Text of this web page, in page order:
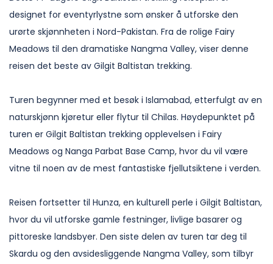
designet for eventyrlystne som ønsker å utforske den
urørte skjønnheten i Nord-Pakistan. Fra de rolige Fairy
Meadows til den dramatiske Nangma Valley, viser denne
reisen det beste av Gilgit Baltistan trekking.
Turen begynner med et besøk i Islamabad, etterfulgt av en
naturskjønn kjøretur eller flytur til Chilas. Høydepunktet på
turen er Gilgit Baltistan trekking opplevelsen i Fairy
Meadows og Nanga Parbat Base Camp, hvor du vil være
vitne til noen av de mest fantastiske fjellutsiktene i verden.
Reisen fortsetter til Hunza, en kulturell perle i Gilgit Baltistan,
hvor du vil utforske gamle festninger, livlige basarer og
pittoreske landsbyer. Den siste delen av turen tar deg til
Skardu og den avsidesliggende Nangma Valley, som tilbyr